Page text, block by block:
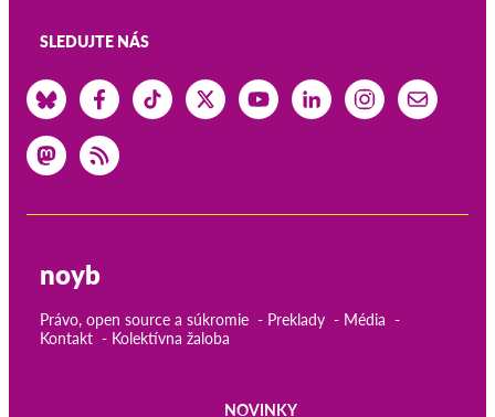
SLEDUJTE NÁS
noyb
Právo, open source a súkromie Preklady
Média
Kontakt
Kolektívna žaloba
NOVINKY